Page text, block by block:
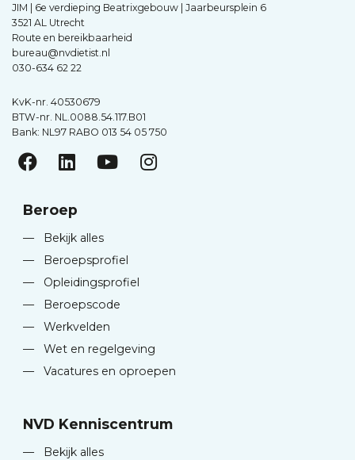
JIM | 6e verdieping Beatrixgebouw | Jaarbeursplein 6
3521 AL Utrecht
Route en bereikbaarheid
bureau@nvdietist.nl
030-634 62 22
KvK-nr. 40530679
BTW-nr. NL.0088.54.117.B01
Bank: NL97 RABO 013 54 05 750
Beroep
—
Bekijk alles
—
Beroepsprofiel
—
Opleidingsprofiel
—
Beroepscode
—
Werkvelden
—
Wet en regelgeving
—
Vacatures en oproepen
NVD Kenniscentrum
—
Bekijk alles